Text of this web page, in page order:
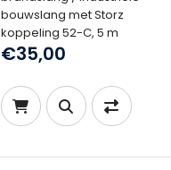
bouwslang met Storz
koppeling 52-C, 5 m
€35,00